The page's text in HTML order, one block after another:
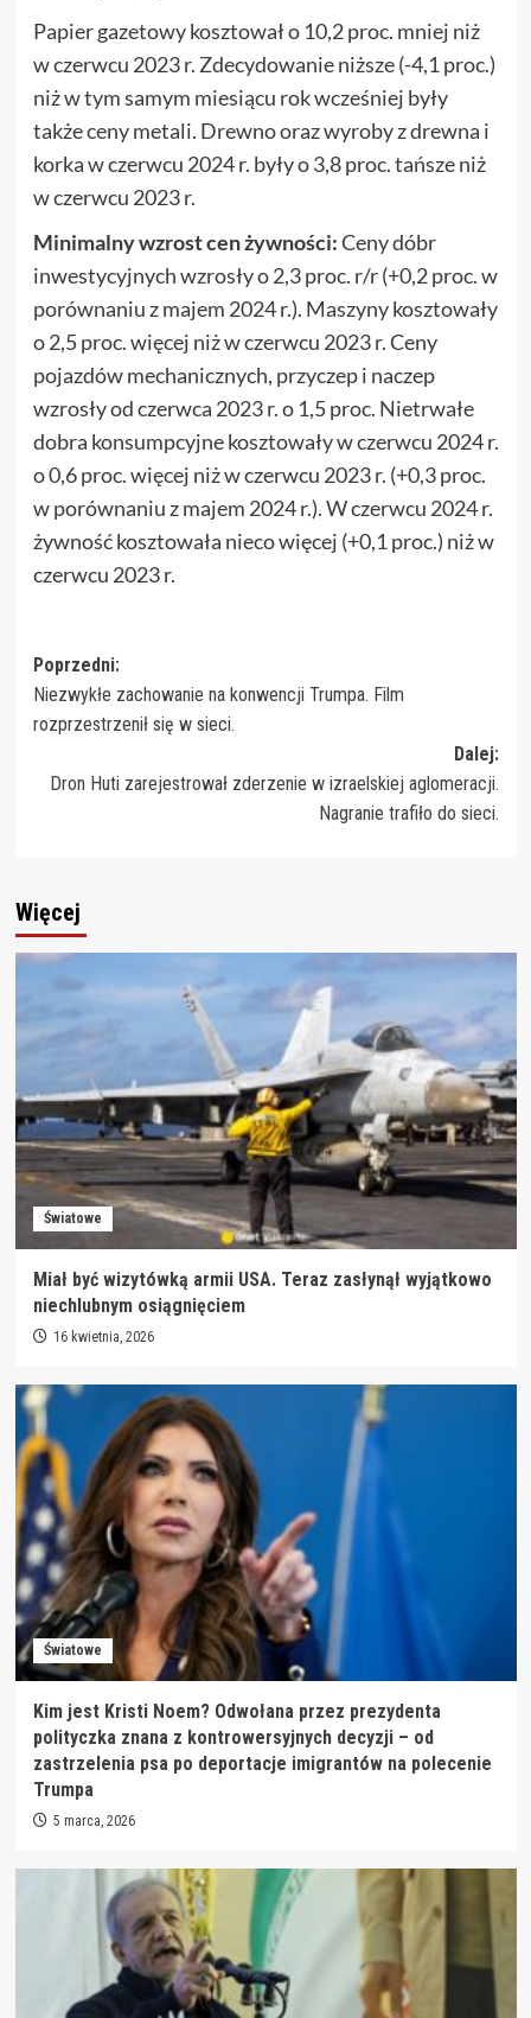
Papier gazetowy kosztował o 10,2 proc. mniej niż
w czerwcu 2023 r. Zdecydowanie niższe (-4,1 proc.)
niż w tym samym miesiącu rok wcześniej były
także ceny metali. Drewno oraz wyroby z drewna i
korka w czerwcu 2024 r. były o 3,8 proc. tańsze niż
w czerwcu 2023 r.
Minimalny wzrost cen żywności:Ceny dóbr
inwestycyjnych wzrosły o 2,3 proc. r/r (+0,2 proc. w
porównaniu z majem 2024 r.). Maszyny kosztowały
o 2,5 proc. więcej niż w czerwcu 2023 r. Ceny
pojazdów mechanicznych, przyczep i naczep
wzrosły od czerwca 2023 r. o 1,5 proc. Nietrwałe
dobra konsumpcyjne kosztowały w czerwcu 2024 r.
o 0,6 proc. więcej niż w czerwcu 2023 r. (+0,3 proc.
w porównaniu z majem 2024 r.). W czerwcu 2024 r.
żywność kosztowała nieco więcej (+0,1 proc.) niż w
czerwcu 2023 r.
Zobacz
wpisy
Poprzedni:
Niezwykłe zachowanie na konwencji Trumpa. Film
rozprzestrzenił się w sieci.
Dalej:
Dron Huti zarejestrował zderzenie w izraelskiej aglomeracji.
Nagranie trafiło do sieci.
Więcej
Światowe
Miał być wizytówką armii USA. Teraz zasłynął wyjątkowo
niechlubnym osiągnięciem
16 kwietnia, 2026
Światowe
Kim jest Kristi Noem? Odwołana przez prezydenta
polityczka znana z kontrowersyjnych decyzji – od
zastrzelenia psa po deportacje imigrantów na polecenie
Trumpa
5 marca, 2026